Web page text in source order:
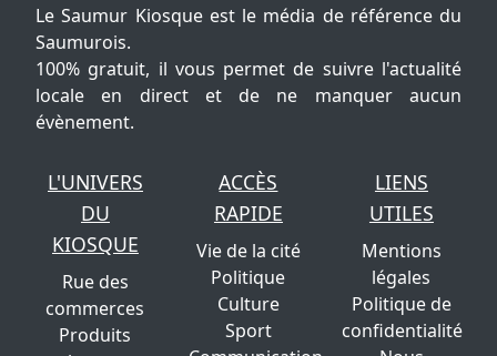
Le Saumur Kiosque est le média de référence du
Saumurois.
100% gratuit, il vous permet de suivre l'actualité
locale en direct et de ne manquer aucun
évènement.
L'UNIVERS
DU
KIOSQUE
Rue des
commerces
Produits
ACCÈS
RAPIDE
Vie de la cité
Politique
Culture
Sport
LIENS
UTILES
Mentions
légales
Politique de
confidentialité